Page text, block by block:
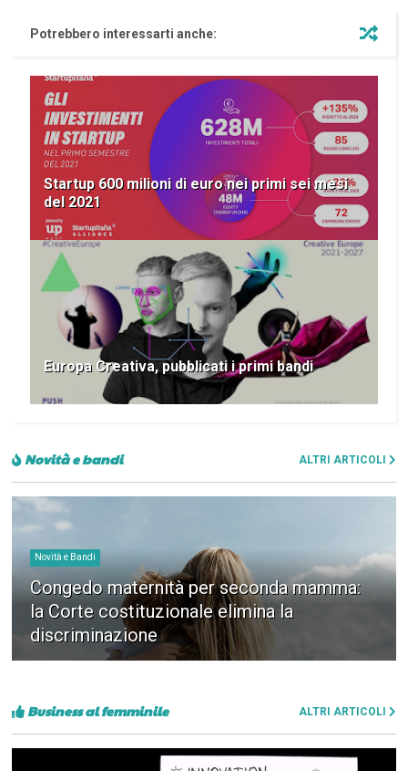
Potrebbero interessarti anche:
Startup 600 milioni di euro nei primi sei mesi
del 2021
Europa Creativa, pubblicati i primi bandi
Novità e bandi ALTRI ARTICOLI
Novità e Bandi
Congedo maternità per seconda mamma:
la Corte costituzionale elimina la
discriminazione
Business al femminile ALTRI ARTICOLI